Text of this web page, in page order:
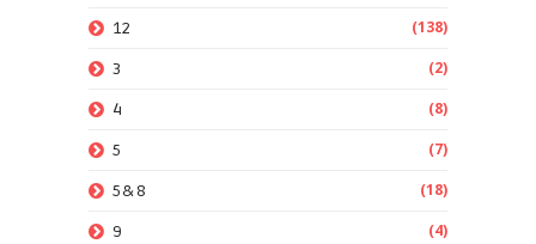
12 (138)
3 (2)
4 (8)
5 (7)
5&8 (18)
9 (4)